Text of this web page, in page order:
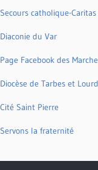
Secours catholique-Caritas
Diaconie du Var
Page Facebook des
Diocèse de Tarbes et
Cité Saint Pierre
Servons la fraternité